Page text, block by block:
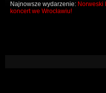
Najnowsze wydarzenie: Norweski
koncert we Wrocławiu!